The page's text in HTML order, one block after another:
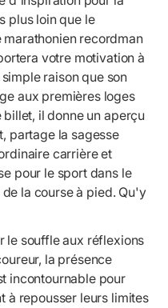
plus loin que le
recordman
votre motivation à
raison que son
aux premières loges
il donne un aperçu
partage la sagesse
carrière et
pour le sport dans le
la course à pied. Qu'y
le souffle aux réflexions
la présence
incontournable pour
à repousser leurs limites